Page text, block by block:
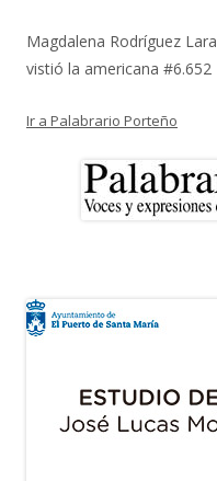
Magdalena Rodríguez Lara
vistió la americana #6.652
Ir a Palabrario Porteño